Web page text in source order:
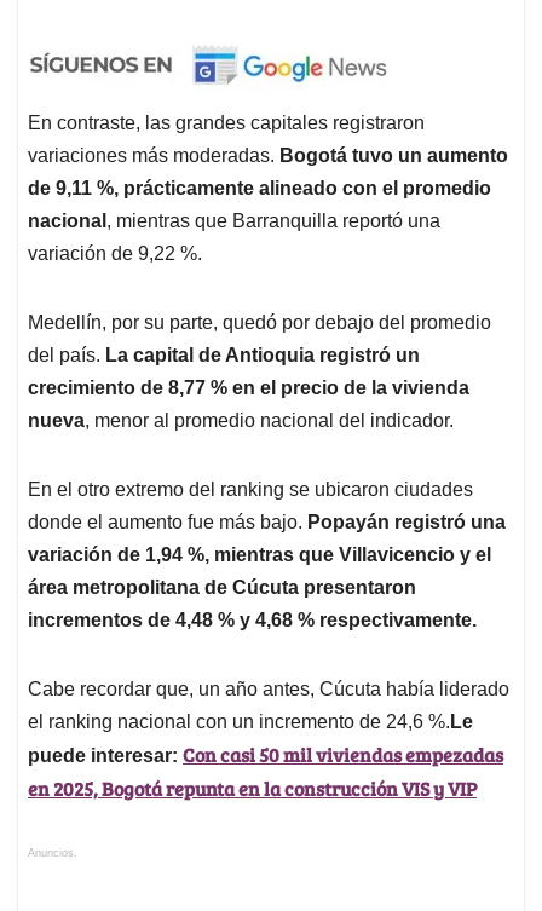
En contraste, las grandes capitales registraron
variaciones más moderadas. Bogotá tuvo un aumento
de 9,11 %, prácticamente alineado con el promedio
nacional , mientras que Barranquilla reportó una
variación de 9,22 %.
Medellín, por su parte, quedó por debajo del promedio
del país. La capital de Antioquia registró un
crecimiento de 8,77 % en el precio de la vivienda
nueva, menor al promedio nacional del indicador.
En el otro extremo del ranking se ubicaron ciudades
donde el aumento fue más bajo. Popayán registró una
variación de 1,94 %, mientras que Villavicencio y el
área metropolitana de Cúcuta presentaron
incrementos de 4,48 % y 4,68 % respectivamente.
Cabe recordar que, un año antes, Cúcuta había liderado
el ranking nacional con un incremento de 24,6 %. Le
puede interesar: Con casi 50 mil viviendas empezadas
en 2025, Bogotá repunta en la construcción VIS y VIP
Anuncios.